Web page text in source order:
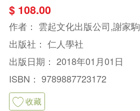
$ 108.00
作者： 雲起文化出版公司,謝家駒
出版社： 仁人學社
出版日期： 2018年01月01日
ISBN： 9789887723172
收藏